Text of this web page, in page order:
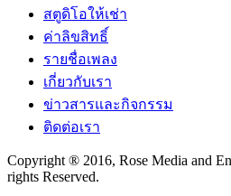
สตูดิโอให้เช่า
ค่าลิขสิทธิ์
รายชื่อเพลง
เกี่ยวกับเรา
ข่าวสารและกิจกรรม
ติดต่อเรา
Copyright ® 2016, Rose Media and
rights Reserved.